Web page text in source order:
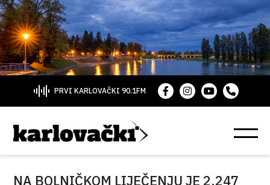
PRVI KARLOVAČKI 90.1FM
NA BOLNIČKOM LIJEČENJU JE 2.247